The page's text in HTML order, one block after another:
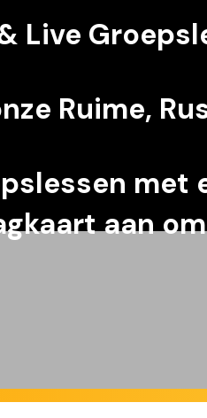
Live
Ruime,
aan